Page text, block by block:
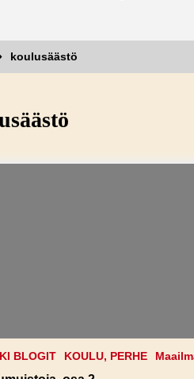
koulusäästö
BLOGIT KOULU, PERHE